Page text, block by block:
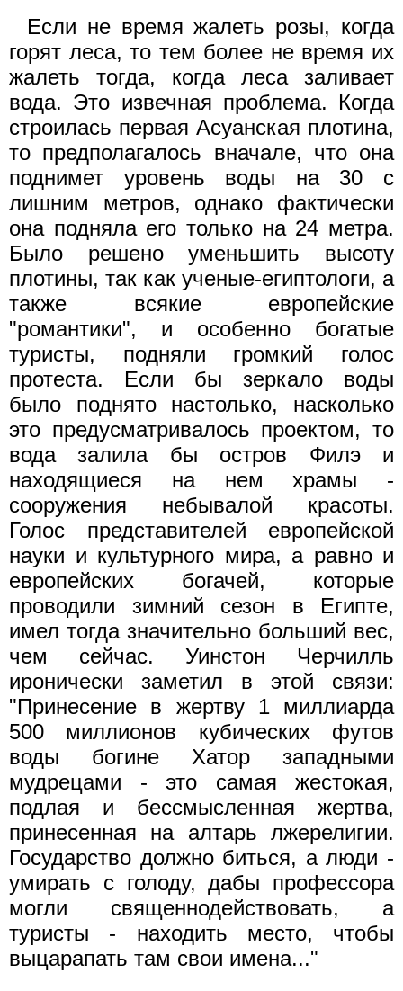
Если не время жалеть розы, когда
горят леса, то тем более не время их
жалеть тогда, когда леса заливает
вода. Это извечная проблема. Когда
строилась первая Асуанская плотина,
то предполагалось вначале, что она
поднимет уровень воды на 30 с
лишним метров, однако фактически
она подняла его только на 24 метра.
Было решено уменьшить высоту
плотины, так как ученые-египтологи, а
также всякие европейские
"романтики", и особенно богатые
туристы, подняли громкий голос
протеста. Если бы зеркало воды
было поднято настолько, насколько
это предусматривалось проектом, то
вода залила бы остров Филэ и
находящиеся на нем храмы -
сооружения небывалой красоты.
Голос представителей европейской
науки и культурного мира, а равно и
европейских богачей, которые
проводили зимний сезон в Египте,
имел тогда значительно больший вес,
чем сейчас. Уинстон Черчилль
иронически заметил в этой связи:
"Принесение в жертву 1 миллиарда
500 миллионов кубических футов
воды богине Хатор западными
мудрецами - это самая жестокая,
подлая и бессмысленная жертва,
принесенная на алтарь лжерелигии.
Государство должно биться, а люди -
умирать с голоду, дабы профессора
могли священнодействовать, а
туристы - находить место, чтобы
выцарапать там свои имена..."